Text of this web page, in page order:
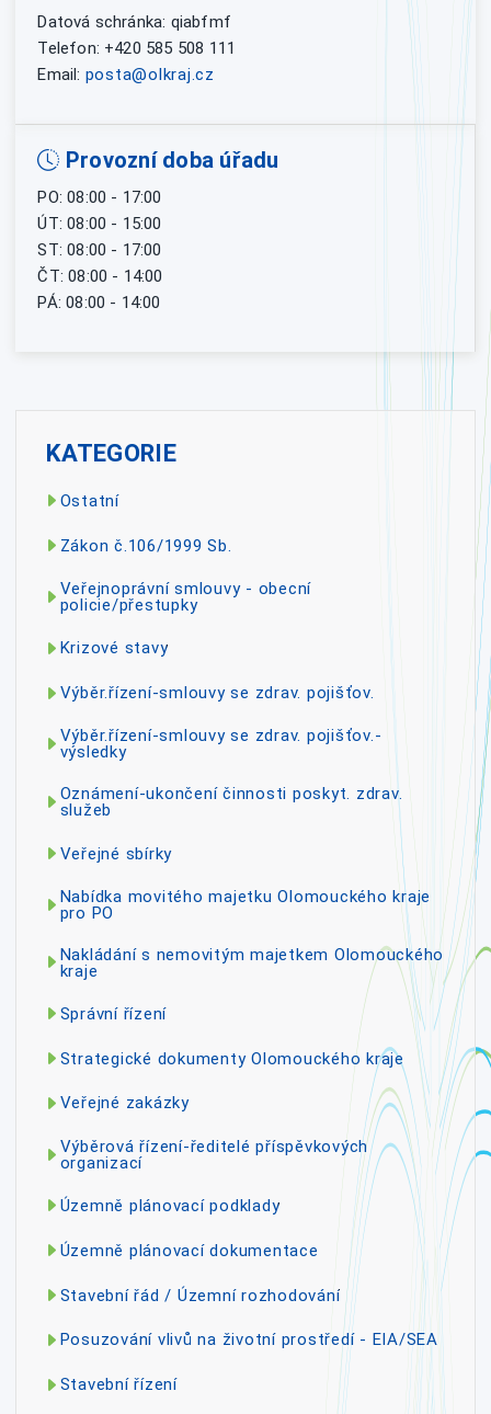
Datová schránka: qiabfmf
Telefon: +420 585 508 111
Email: posta@olkraj.cz
Provozní doba úřadu
PO: 08:00 - 17:00
ÚT: 08:00 - 15:00
ST: 08:00 - 17:00
ČT: 08:00 - 14:00
PÁ: 08:00 - 14:00
KATEGORIE
Ostatní
Zákon č.106/1999 Sb.
Veřejnoprávní smlouvy - obecní
policie/přestupky
Krizové stavy
Výběr.řízení-smlouvy se zdrav. pojišťov.
Výběr.řízení-smlouvy se zdrav. pojišťov.-
výsledky
Oznámení-ukončení činnosti poskyt. zdrav.
služeb
Veřejné sbírky
Nabídka movitého majetku Olomouckého kraje
pro PO
Nakládání s nemovitým majetkem Olomouckého
kraje
Správní řízení
Strategické dokumenty Olomouckého kraje
Veřejné zakázky
Výběrová řízení-ředitelé příspěvkových
organizací
Územně plánovací podklady
Územně plánovací dokumentace
Stavební řád / Územní rozhodování
Posuzování vlivů na životní prostředí - EIA/SEA
Stavební řízení